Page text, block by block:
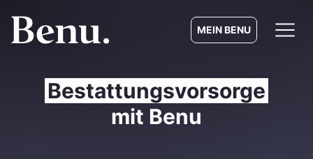
MEIN BENU
Bestattungsvorsorge
mit Benu